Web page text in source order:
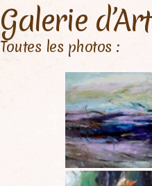
Galerie d’Art
Toutes les photos :